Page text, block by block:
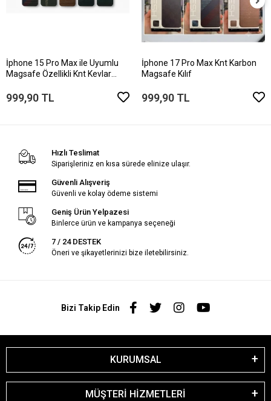
İphone 15 Pro Max ile Uyumlu
Magsafe Özellikli Knt Kevlar
999,90 TL
İphone 17 Pro Max Knt Karbon
Magsafe Kılıf
999,90 TL
Hızlı Teslimat
Siparişleriniz en kısa sürede elinize ulaşır.
Güvenli Alışveriş
Güvenli ve kolay ödeme sistemi
Geniş Ürün Yelpazesi
Binlerce ürün ve kampanya seçeneği
7 / 24 DESTEK
Öneri ve şikayetlerinizi bize iletebilirsiniz.
Bizi Takip Edin
KURUMSAL
MÜŞTERİ HİZMETLERİ